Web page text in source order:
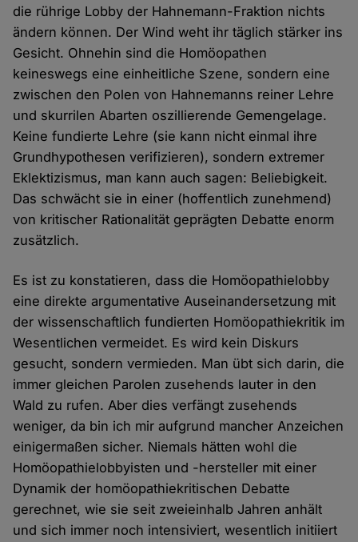
die rührige Lobby der Hahnemann-Fraktion nichts
ändern können. Der Wind weht ihr täglich stärker ins
Gesicht. Ohnehin sind die Homöopathen
keineswegs eine einheitliche Szene, sondern eine
zwischen den Polen von Hahnemanns reiner Lehre
und skurrilen Abarten oszillierende Gemengelage.
Keine fundierte Lehre (sie kann nicht einmal ihre
Grundhypothesen verifizieren), sondern extremer
Eklektizismus, man kann auch sagen: Beliebigkeit.
Das schwächt sie in einer (hoffentlich zunehmend)
von kritischer Rationalität geprägten Debatte enorm
zusätzlich.
Es ist zu konstatieren, dass die Homöopathielobby
eine direkte argumentative Auseinandersetzung mit
der wissenschaftlich fundierten Homöopathiekritik im
Wesentlichen vermeidet. Es wird kein Diskurs
gesucht, sondern vermieden. Man übt sich darin, die
immer gleichen Parolen zusehends lauter in den
Wald zu rufen. Aber dies verfängt zusehends
weniger, da bin ich mir aufgrund mancher Anzeichen
einigermaßen sicher. Niemals hätten wohl die
Homöopathielobbyisten und -hersteller mit einer
Dynamik der homöopathiekritischen Debatte
gerechnet, wie sie seit zweieinhalb Jahren anhält
und sich immer noch intensiviert, wesentlich initiiert